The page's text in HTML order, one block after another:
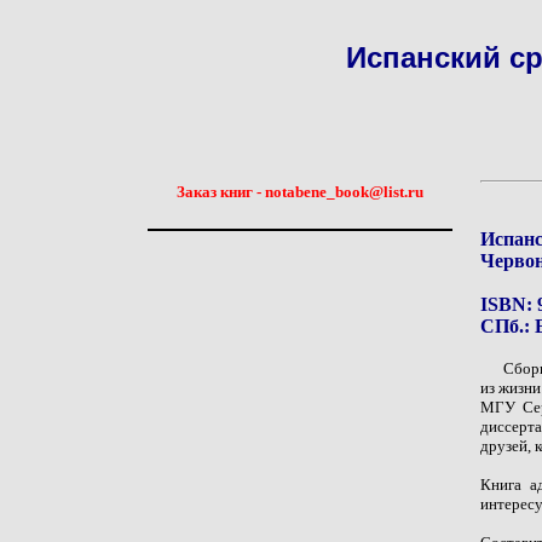
Испанский
Заказ книг - notabene_book@list.ru
ISBN:
СПб.:
из
МГУ
друзей,
Книга